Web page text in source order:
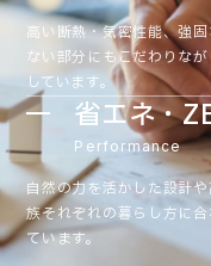
高い断熱・気密性能、強
ない部分にもこだわりな
しています。
省エネ・
Performance
自然の力を活かした設計
族それぞれの暮らし方に
ています。